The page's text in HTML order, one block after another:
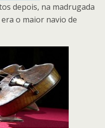
depois, na madrugada
o maior navio de